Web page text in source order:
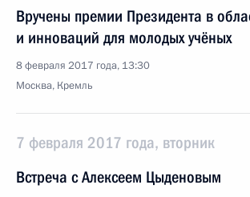
Вручены премии Президента в
и инноваций для молодых учёных
8 февраля 2017 года, 13:30
Москва, Кремль
7 февраля 2017 года, вторник
Встреча с Алексеем Цыденовым